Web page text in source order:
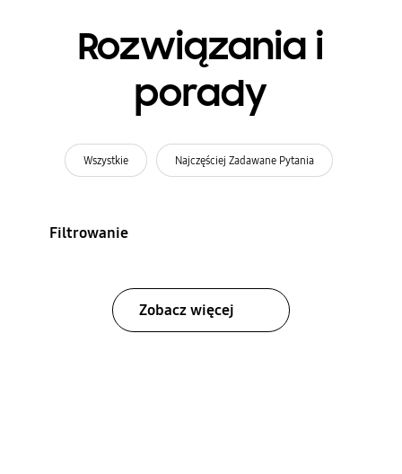
Rozwiązania i
porady
Wszystkie Najczęściej Zadawane Pytania
Filtrowanie
Zobacz więcej